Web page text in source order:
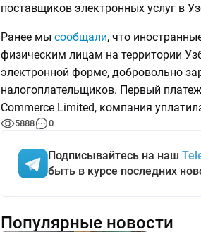
поставщиков электронных услуг в
Ранее мы сообщали, что
физическим лицам на территории
электронной форме, добровольно
налогоплательщиков. Первый
Commerce Limited, компания
5888 0
Подписывайтесь на наш
быть в курсе последних
Популярные новости